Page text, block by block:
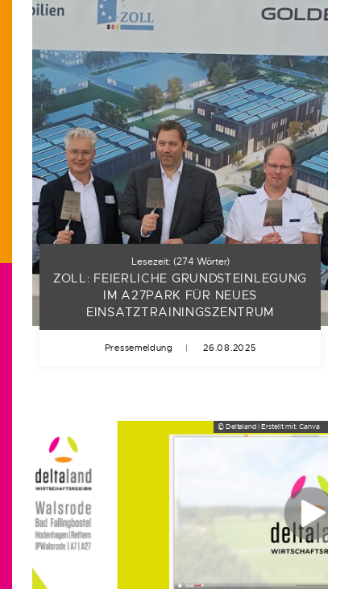
Lesezeit: (274 Wörter)
ZOLL: FEIERLICHE GRUNDSTEINLEGUNG
IM A27PARK FÜR NEUES
EINSATZTRAININGSZENTRUM
Pressemeldung | 26.08.2025
© Deltaland | Erstellt mit: Canva